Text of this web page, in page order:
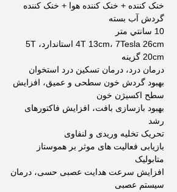
خنک کننده + خنک کننده هوا + خنک کننده
گردش آب بسته
10 سانتي متر
4T 13cm، 7Tesla 26cm استاندارد، 5T
20cm گزینه
درمان درد، درمان تسکین درد استخوان
بهبود گردش خون سطحی و عمیق، افزایش
سطح اکسیژن خون
بهبود بازسازی بافت، افزایش فاکتورهای
رشد
تحریک تخلیه وریدی و لنفاوی
بازیابی فعالیت های موثر بر هموستاز
متابولیک
افزایش سرعت هدایت عصبی حسی، درمان
سیستم عصبی